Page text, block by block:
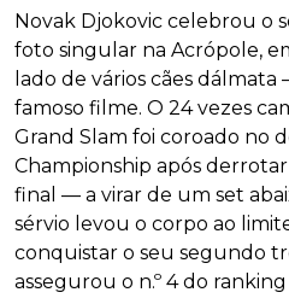
Novak Djokovic celebrou o
foto singular na Acrópole,
lado de vários cães
famoso filme. O 24 vezes
Grand Slam foi coroado no
Championship após
final — a virar de um set
sérvio levou o corpo ao
conquistar o seu segundo
assegurou o n.º 4 do